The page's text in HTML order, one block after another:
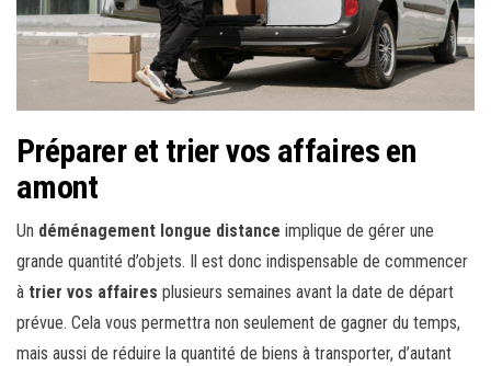
Préparer et trier vos affaires en
amont
Un déménagement longue distance implique de gérer une
grande quantité d’objets. Il est donc indispensable de commencer
à trier vos affaires plusieurs semaines avant la date de départ
prévue. Cela vous permettra non seulement de gagner du temps,
mais aussi de réduire la quantité de biens à transporter, d’autant